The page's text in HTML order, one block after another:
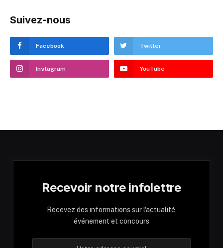
Suivez-nous
Facebook Twitter
Instagram YouTube
Recevoir notre infolettre
Recevez des informations sur l'actualité,
événement et concours